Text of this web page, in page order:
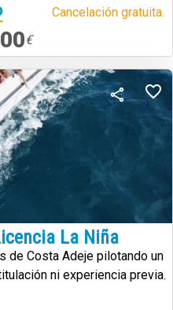
Cancelación gratuita.
€
La Niña
de Costa Adeje pilotando un
ni experiencia previa.